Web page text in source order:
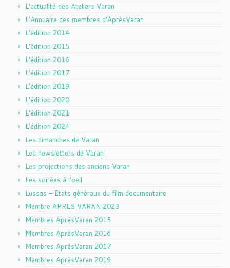
L'actualité des Ateliers Varan
L'Annuaire des membres d'AprèsVaran
L'édition 2014
L'édition 2015
L'édition 2016
L'édition 2017
L'édition 2019
L'édition 2020
L'édition 2021
L'édition 2024
Les dimanches de Varan
Les newsletters de Varan
Les projections des anciens Varan
Les soirées à l'oeil
Lussas – Etats généraux du film documentaire
Membre APRES VARAN 2023
Membres AprèsVaran 2015
Membres AprèsVaran 2016
Membres AprèsVaran 2017
Membres AprèsVaran 2019